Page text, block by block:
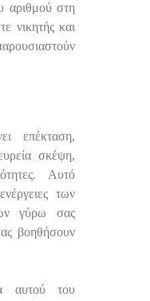
αριθμού στη
νικητής και
επέκταση,
σκέψη,
Αυτό
των
γύρω σας
βοηθήσουν
αυτού του